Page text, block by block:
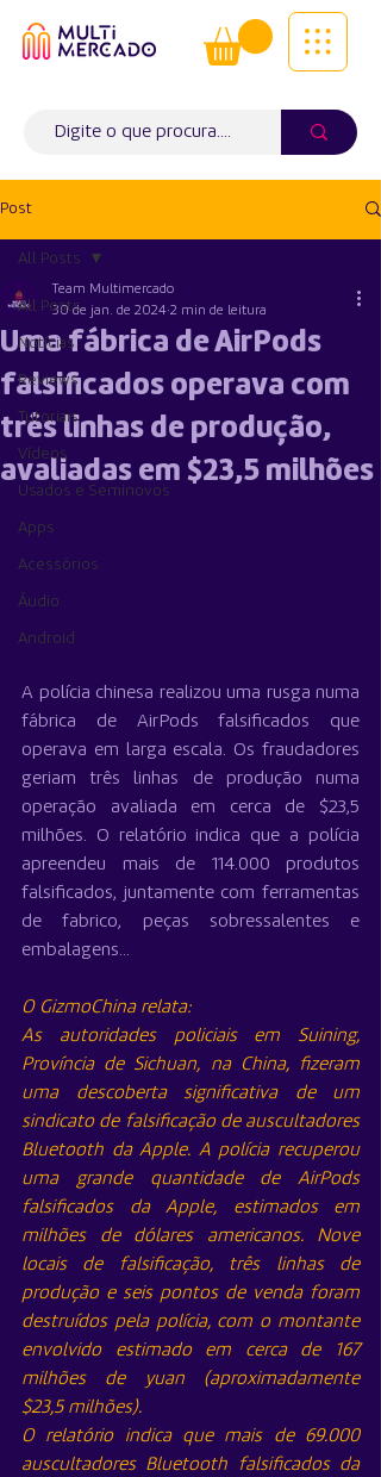
Tudo num só lugar! | Entregas ao
domicílio
Post
All Posts
Notícias
Reviews
Tutoriais
Vídeos
Usados e Seminovos
Apps
Acessórios
Áudio
Android
All Posts
Uma fábrica de AirPods
falsificados operava com
três linhas de produção,
avaliadas em $23,5 milhões
Team Multimercado
30 de jan. de 2024 2 min de leitura
A polícia chinesa realizou uma rusga numa
fábrica de AirPods falsificados que
operava em larga escala. Os fraudadores
geriam três linhas de produção numa
operação avaliada em cerca de $23,5
milhões. O relatório indica que a polícia
apreendeu mais de 114.000 produtos
falsificados, juntamente com ferramentas
de fabrico, peças sobressalentes e
embalagens...
O GizmoChina relata:
As autoridades policiais em Suining,
Província de Sichuan, na China, fizeram
uma descoberta significativa de um
sindicato de falsificação de auscultadores
Bluetooth da Apple. A polícia recuperou
uma grande quantidade de AirPods
falsificados da Apple, estimados em
milhões de dólares americanos. Nove
locais de falsificação, três linhas de
produção e seis pontos de venda foram
destruídos pela polícia, com o montante
envolvido estimado em cerca de 167
milhões de yuan (aproximadamente
$23,5 milhões).
O relatório indica que mais de 69.000
auscultadores Bluetooth falsificados da